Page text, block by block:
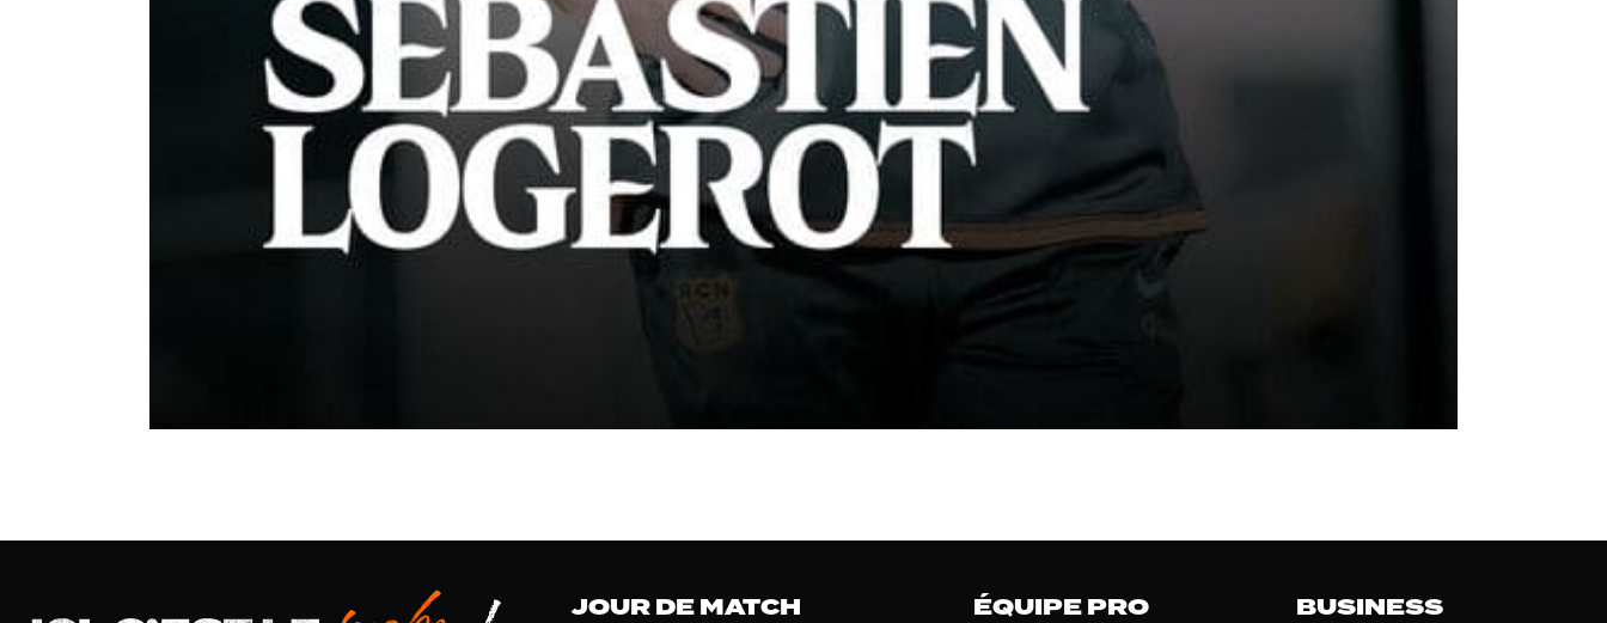
JOUR DE MATCH ÉQUIPE PRO BUSINESS